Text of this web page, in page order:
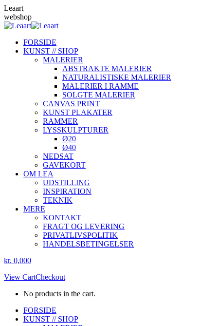
Skip
to
content
Leaart
webshop
FORSIDE
KUNST // SHOP
MALERIER
ABSTRAKTE MALERIER
NATURALISTISKE MALERIER
MALERIER I RAMME
SOLGTE MALERIER
CANVAS PRINT
KUNST PLAKATER
RAMMER
LYSSKULPTURER
Ø20
Ø40
NEDSAT
GAVEKORT
OM LEA
UDSTILLING
INSPIRATION
TEKNIK
MERE
KONTAKT
FRAGT OG LEVERING
PRIVATLIVSPOLITIK
HANDELSBETINGELSER
kr. 0,000
View CartCheckout
No products in the cart.
Instagram
page
Facebook
page
FORSIDE
KUNST // SHOP